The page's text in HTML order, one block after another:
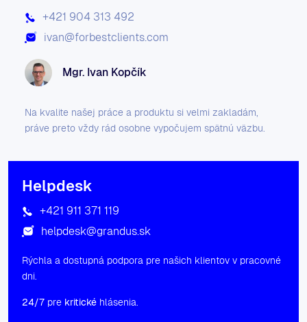
+421 904 313 492
ivan@forbestclients.com
Mgr. Ivan Kopčík
Na kvalite našej práce a produktu si velmi zakladám,
práve preto vždy rád osobne vypočujem spätnú väzbu.
Helpdesk
+421 911 371 119
helpdesk@grandus.sk
Rýchla a dostupná podpora pre našich klientov v pracovné
dni.
24/7 pre kritické hlásenia.